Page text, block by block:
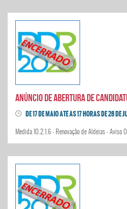
DE 17 DE MAIO ATÉ ÀS 17 HORAS DE 28 DE JULHO,
Medida 10.2.1.6 - Renovação de Aldeias - Aviso